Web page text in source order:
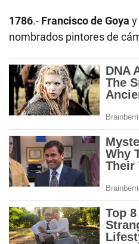
1786.- Francisco de Goya y
nombrados pintores de